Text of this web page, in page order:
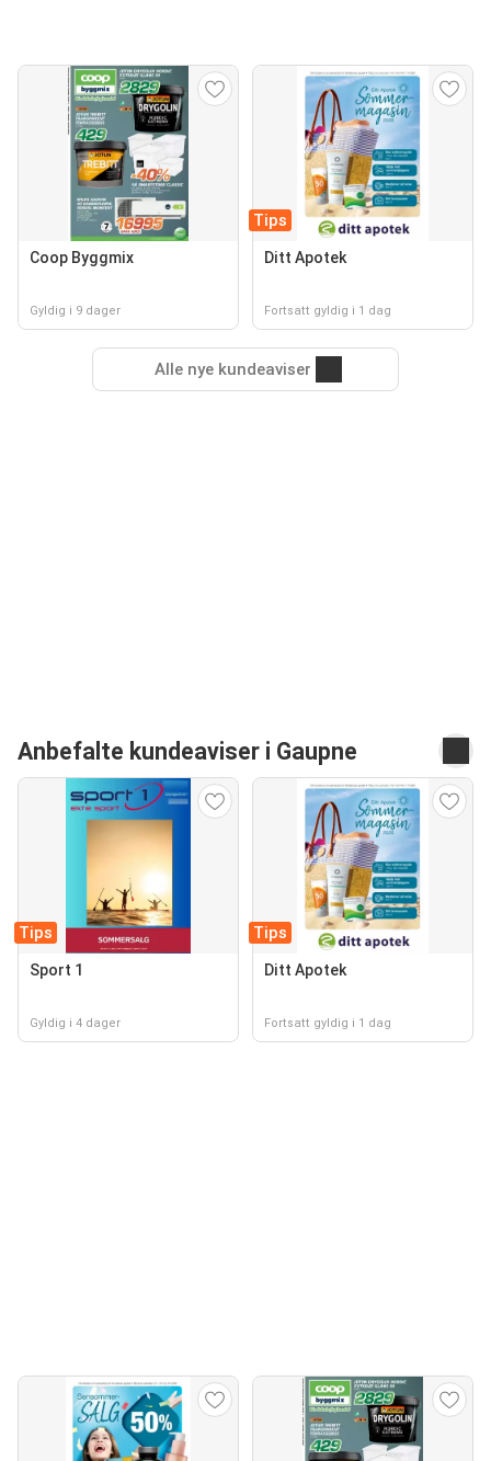
Coop Byggmix
Gyldig i 9 dager
Tips
Ditt Apotek
Fortsatt gyldig i 1 dag
Alle nye kundeaviser
Anbefalte kundeaviser i Gaupne
Tips
Sport 1
Gyldig i 4 dager
Tips
Ditt Apotek
Fortsatt gyldig i 1 dag